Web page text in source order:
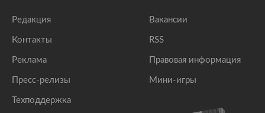
Редакция
Контакты
Реклама
Пресс-релизы
Техподдержка
Вакансии
RSS
Правовая информация
Мини-игры